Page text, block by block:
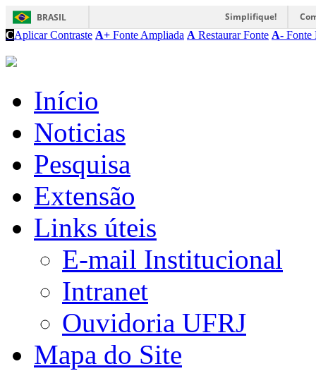
BRASIL Simplifique!
CAplicar Contraste A+ Fonte Ampliada A Restaurar Fonte A- Fonte
Início
Noticias
Pesquisa
Extensão
Links úteis
E-mail Institucional
Intranet
Ouvidoria UFRJ
Mapa do Site